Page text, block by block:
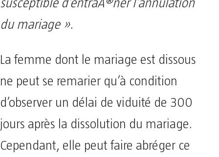
susceptible d’entraÃ®ner l’annulation
du mariage ».
La femme dont le mariage est dissous
ne peut se remarier qu’à condition
d’observer un délai de viduité de 300
jours après la dissolution du mariage.
Cependant, elle peut faire abréger ce